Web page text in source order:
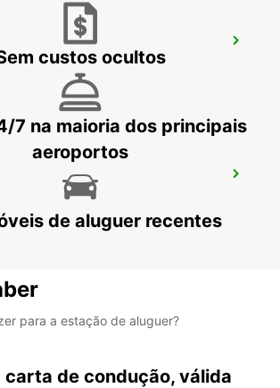
COMBOIOS DE KAJAANI
custos ocultos
7 na maioria dos principais
aeroportos
de aluguer recentes
para a estação de aluguer?
carta de condução, válida